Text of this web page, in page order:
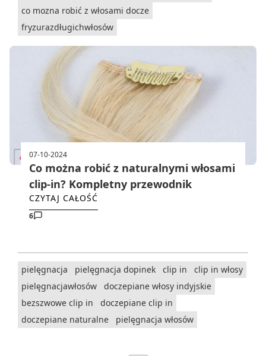
co mozna robić z włosami docze
fryzurazdługichwłosów
07-10-2024
Co można robić z naturalnymi włosami
clip-in? Kompletny przewodnik
CZYTAJ CAŁOŚĆ
6
pielęgnacja pielęgnacja dopinek clip in
clip in włosy
pielęgnacjawłosów
doczepiane włosy indyjskie
bezszwowe clip in
doczepiane clip in
doczepiane naturalne
pielęgnacja włosów